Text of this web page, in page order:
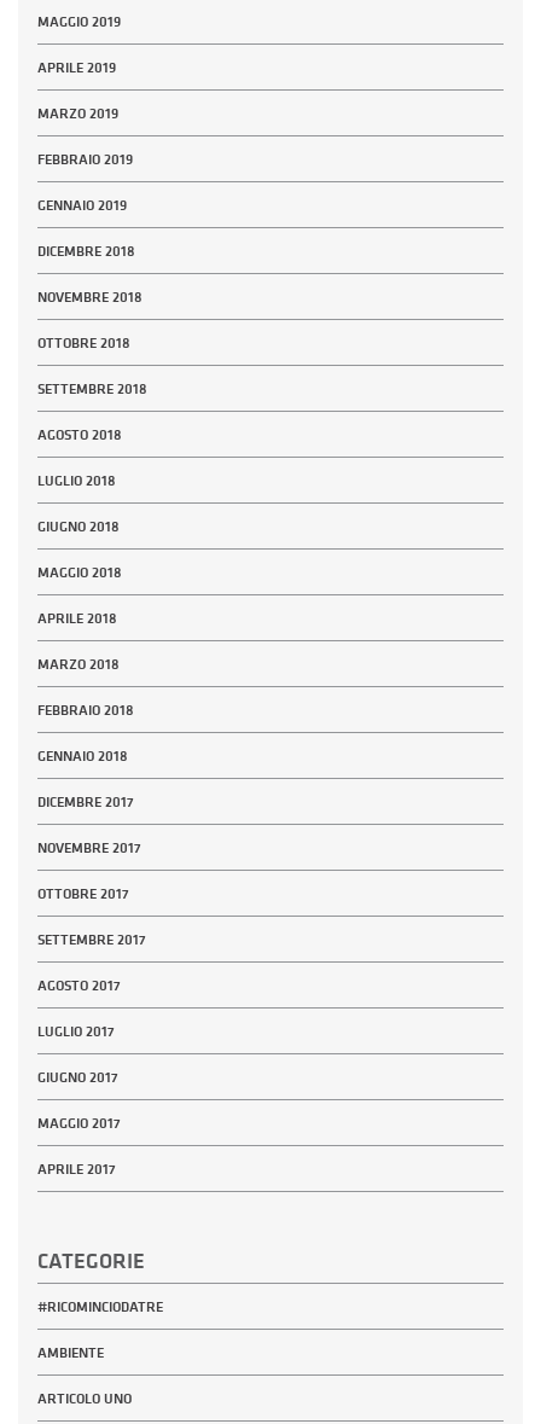
MAGGIO 2019
APRILE 2019
MARZO 2019
FEBBRAIO 2019
GENNAIO 2019
DICEMBRE 2018
NOVEMBRE 2018
OTTOBRE 2018
SETTEMBRE 2018
AGOSTO 2018
LUGLIO 2018
GIUGNO 2018
MAGGIO 2018
APRILE 2018
MARZO 2018
FEBBRAIO 2018
GENNAIO 2018
DICEMBRE 2017
NOVEMBRE 2017
OTTOBRE 2017
SETTEMBRE 2017
AGOSTO 2017
LUGLIO 2017
GIUGNO 2017
MAGGIO 2017
APRILE 2017
CATEGORIE
#RICOMINCIODATRE
AMBIENTE
ARTICOLO UNO